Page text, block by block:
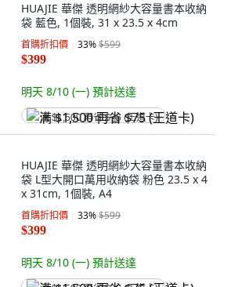
HUAJIE 華傑 透明網紗大容量書本收納
袋 藍色, 1個裝, 31 x 23.5 x 4cm
首購折扣價 33%$599
$399
明天 8/10 (一) 預計送達
满 $1,500 再省 $75 (王道卡)
HUAJIE 華傑 透明網紗大容量書本收納
袋 L型大開口萬用收納袋 粉色 23.5 x 4
x 31cm, 1個裝, A4
首購折扣價 33%$599
$399
明天 8/10 (一) 預計送達